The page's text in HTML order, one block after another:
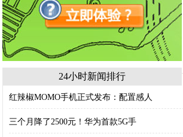
24小时新闻排行
红辣椒MOMO手机正式发布：配置感人
三个月降了2500元！华为首款5G手